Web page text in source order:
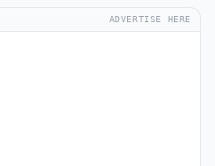
ADVERTISE HERE